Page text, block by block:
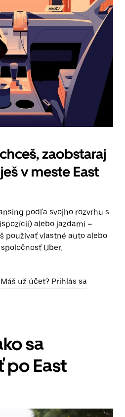
zaobstaraj
v meste East
podľa svojho rozvrhu s
alebo jazdami –
používať vlastné auto alebo
Uber.
Máš už účet? Prihlás sa
sa
East